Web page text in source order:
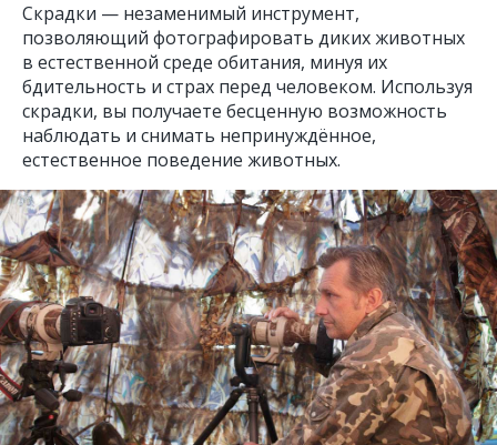
Скрадки — незаменимый инструмент,
позволяющий фотографировать диких животных
в естественной среде обитания, минуя их
бдительность и страх перед человеком. Используя
скрадки, вы получаете бесценную возможность
наблюдать и снимать непринуждённое,
естественное поведение животных.